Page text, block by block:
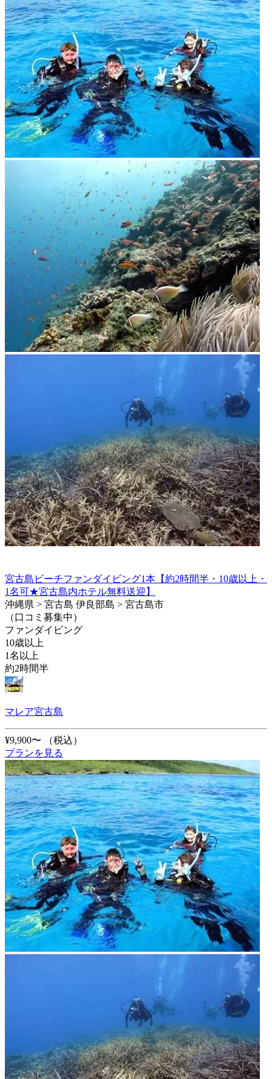
宮古島ビーチファンダイビング1本【約2時間半・10歳以上・
1名可★宮古島内ホテル無料送迎】
沖縄県 > 宮古島 伊良部島 > 宮古島市
（口コミ募集中）
ファンダイビング
10歳以上
1名以上
約2時間半
マレア宮古島
¥9,900〜
（税込）
プランを見る